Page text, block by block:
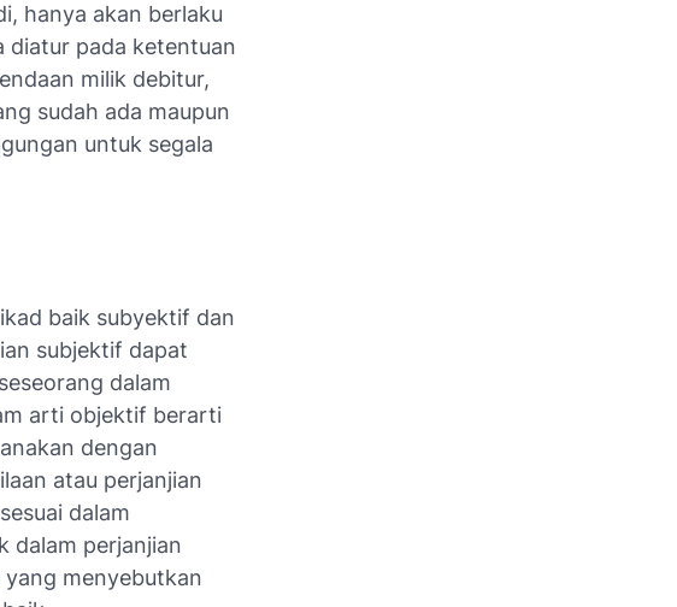
hanya akan berlaku
diatur pada ketentuan
milik debitur,
sudah ada maupun
untuk segala
baik subyektif dan
subjektif dapat
dalam
arti objektif berarti
dengan
atau perjanjian
dalam
dalam perjanjian
yang menyebutkan